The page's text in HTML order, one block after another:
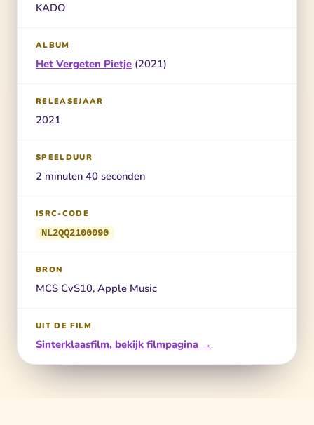
KADO
ALBUM
Het Vergeten Pietje (2021)
RELEASEJAAR
2021
SPEELDUUR
2 minuten 40 seconden
ISRC-CODE
NL2QQ2100090
BRON
MCS CvS10, Apple Music
UIT DE FILM
Sinterklaasfilm, bekijk filmpagina →